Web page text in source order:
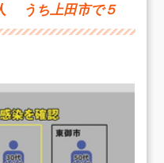
うち上田市で５